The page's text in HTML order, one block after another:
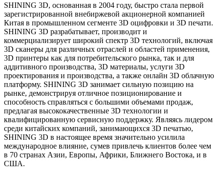
SHINING 3D, основанная в 2004 году, быстро стала первой
зарегистрированной внебиржевой акционерной компанией
Китая в промышленном сегменте 3D оцифровки и 3D печати.
SHINING 3D разрабатывает, производит и
коммерциализирует широкий спектр 3D технологий, включая
3D сканеры для различных отраслей и областей применения,
3D принтеры как для потребительского рынка, так и для
аддитивного производства, 3D материалы, услуги 3D
проектирования и производства, а также онлайн 3D облачную
платформу. SHINING 3D занимает сильную позицию на
рынке, демонстрируя отличное позиционирование и
способность справляться с большими объемами продаж,
предлагая высококачественные 3D технологии и
квалифицированную сервисную поддержку. Являясь лидером
среди китайских компаний, занимающихся 3D печатью,
SHINING 3D в настоящее время значительно усилила
международное влияние, сумев привлечь клиентов более чем
в 70 странах Азии, Европы, Африки, Ближнего Востока, и в
США.